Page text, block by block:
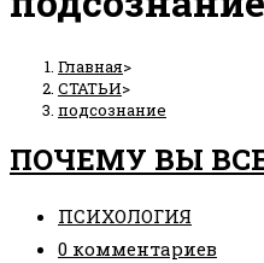
Главная>
СТАТЬИ>
подсознание
ПОЧЕМУ ВЫ
Рубрика
записи:
ПСИХОЛОГИЯ
Комментарии
0 комментариев